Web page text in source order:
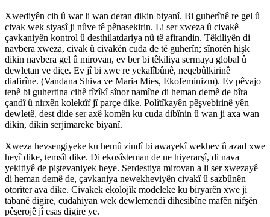
Xwediyên cih û war li wan deran dikin biyanî. Bi guherînê re gel û
civak wek siyasî ji nûve tê pênasekirin. Li ser xweza û civakê
çavkaniyên kontrol û desthilatdariya nû tê afirandin. Têkiliyên di
navbera xweza, civak û civakên cuda de tê guherîn; sînorên hişk
dikin navbera gel û mirovan, ev ber bi têkiliya sermaya global û
dewletan ve diçe. Ev jî bi xwe re yekalîbûnê, neqebûlkirinê
diafirîne. (Vandana Shiva ve Maria Mies, Ekofeminizm). Ev pêvajo
tenê bi guhertina cihê fîzîkî sînor namîne di heman demê de bîra
çandî û nirxên kolektîf jî parçe dike. Polîtîkayên pêşvebirinê yên
dewletê, dest dide ser axê komên ku cuda dibînin û wan ji axa wan
dikin, dikin serjimareke biyanî.
Xweza hevsengiyeke ku hemû zindî bi awayekî wekhev û azad xwe
heyî dike, temsîl dike. Di ekosîsteman de ne hiyerarşî, di nava
yekitiyê de piştevaniyek heye. Serdestiya mirovan a li ser xwezayê
di heman demê de, çavkaniya newekheviyên civakî û sazbûnên
otorîter ava dike. Civakek ekolojîk modeleke ku biryarên xwe ji
tabanê digire, cudahiyan wek dewlemendî dihesibîne mafên nifşên
pêşerojê jî esas digire ye.